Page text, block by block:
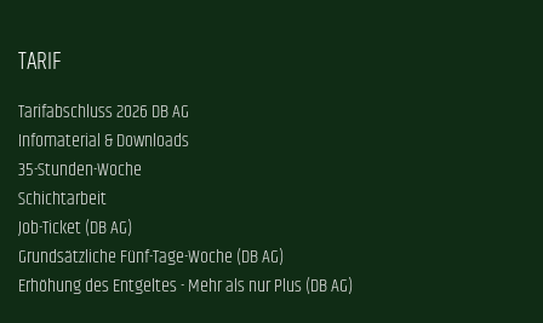
TARIF
Tarifabschluss 2026 DB AG
Infomaterial & Downloads
35-Stunden-Woche
Schichtarbeit
Job-Ticket (DB AG)
Grundsätzliche Fünf-Tage-Woche (DB AG)
Erhöhung des Entgeltes - Mehr als nur Plus (DB AG)